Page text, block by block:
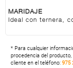
MARIDAJE
Ideal con ternera,
* Para cualquier
procedencia del
cliente en el teléfono:975